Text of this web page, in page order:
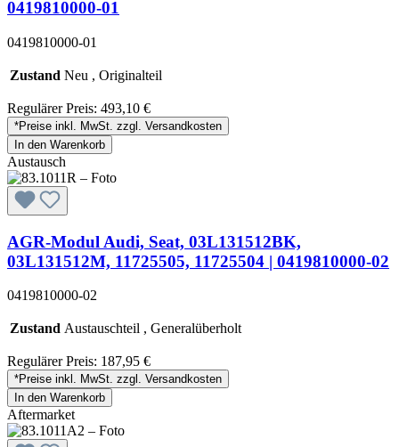
0419810000-01
0419810000-01
Zustand Neu , Originalteil
Regulärer Preis: 493,10 €
*Preise inkl. MwSt. zzgl. Versandkosten
In den Warenkorb
Austausch
AGR-Modul Audi, Seat, 03L131512BK,
03L131512M, 11725505, 11725504 | 0419810000-02
0419810000-02
Zustand Austauschteil , Generalüberholt
Regulärer Preis: 187,95 €
*Preise inkl. MwSt. zzgl. Versandkosten
In den Warenkorb
Aftermarket